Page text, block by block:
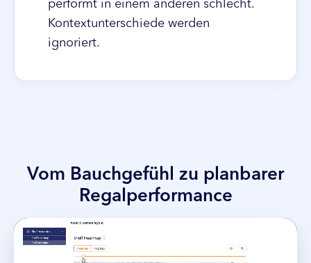
performt in einem anderen schlecht.
Kontextunterschiede werden
ignoriert.
Vom Bauchgefühl zu planbarer
Regalperformance